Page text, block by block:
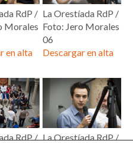
RdP /
Morales
en alta
La Orestíada RdP /
Foto: Jero Morales
06
Descargar en alta
RdP / La Orestíada RdP /